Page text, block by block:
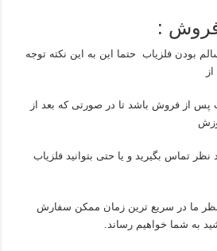
:
بودن فلزیاب حتما این به این نکته توجه
پس از فروش باشد تا در صورتی که بعد از
نظر تماس بگیرید و یا حتی بتوانید فلزیاب
ما در سریع ترین زمان ممکن سفارش
به شما خواهیم رساند.